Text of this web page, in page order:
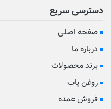
دسترسی سریع
صفحه اصلی
درباره ما
برند محصولات
روغن یاب
فروش عمده